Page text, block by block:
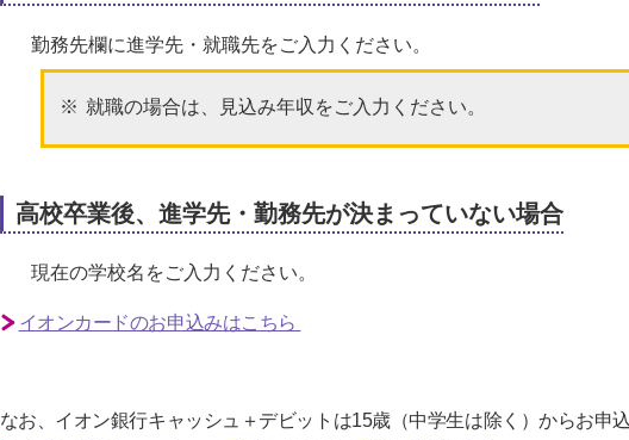
勤務先欄に進学先・就職先をご入力ください。
就職の場合は、見込み年収をご入力ください。
高校卒業後、進学先・勤務先が決まっていない場合
現在の学校名をご入力ください。
イオンカードのお申込みはこちら
なお、イオン銀行キャッシュ＋デビットは15歳（中学生は除く）からお申